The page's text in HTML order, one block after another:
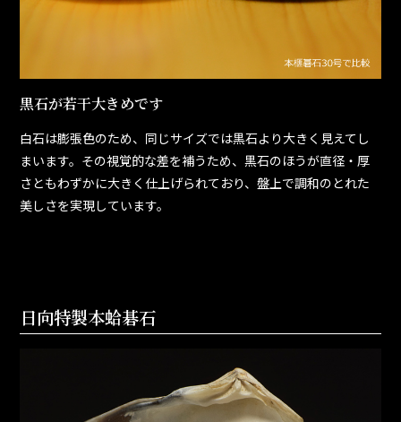
黒石が若干大きめです
白石は膨張色のため、同じサイズでは黒石より大きく見えてし
まいます。その視覚的な差を補うため、黒石のほうが直径・厚
さともわずかに大きく仕上げられており、盤上で調和のとれた
美しさを実現しています。
日向特製本蛤碁石